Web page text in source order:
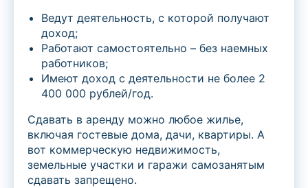
Ведут деятельность, с которой получают
доход;
Работают самостоятельно – без наемных
работников;
Имеют доход с деятельности не более 2
400 000 рублей/год.
Сдавать в аренду можно любое жилье,
включая гостевые дома, дачи, квартиры. А
вот коммерческую недвижимость,
земельные участки и гаражи самозанятым
сдавать запрещено.